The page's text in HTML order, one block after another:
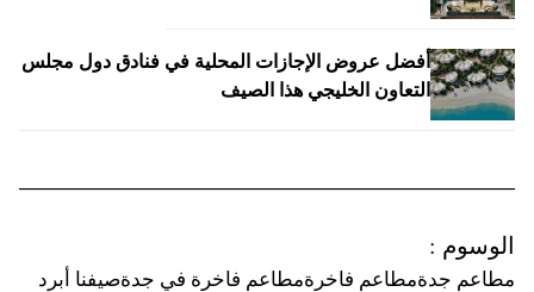
أفضل عروض الإجازات المحلية في فنادق دول مجلس
التعاون الخليجي هذا الصيف
الوسوم :
مطاعم جدةمطاعم فاخرةمطاعم فاخرة في جدةصيفنا أبرد